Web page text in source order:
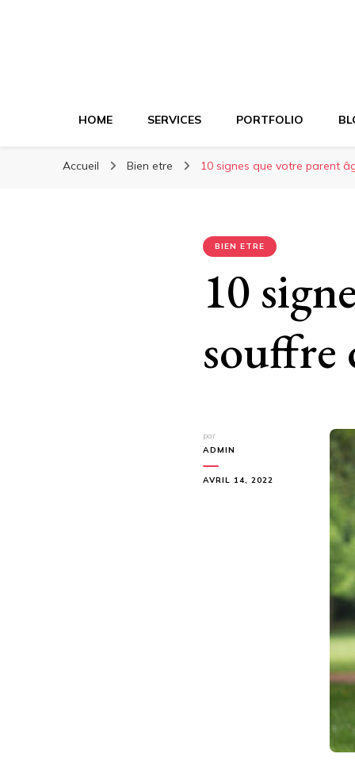
HOME SERVICES PORTFOLIO
Accueil Bien etre 10 signes que votre parent
BIEN ETRE
10
souffre
par
ADMIN
AVRIL 14, 2022